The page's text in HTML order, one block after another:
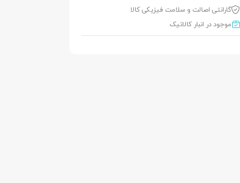
گارانتی اصالت و سلامت فیزیکی کالا
موجود در انبار کالاتیک